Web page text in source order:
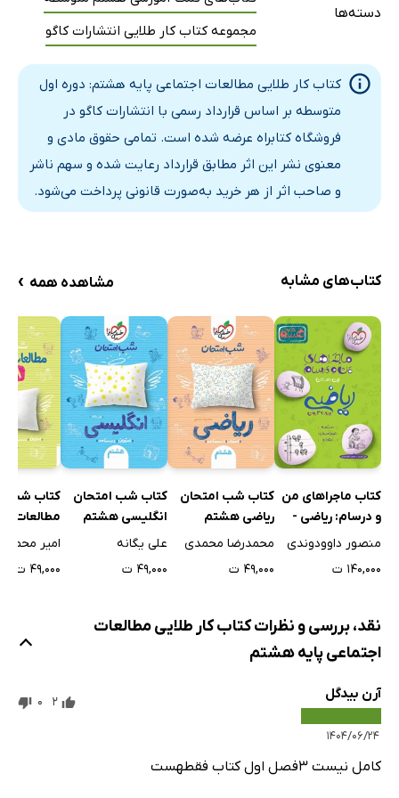
آزمون تشریحی
درس 5: آسیب‌های اجتماعی و پیشگیری از آن‌ها
مفاهیم آموزشی
مفاهیم آموزشی
فصل 4: عصر ارتباطات
درس 7: ارتباط و رسانه
مفاهیم آموزشی
تمرین
آزمون تستی
درس 8: رسانه‌ها در زندگی ما
مفاهیم آموزشی
تمرین
آزمون تستی
مفاهیم آموزشی
تمرین
آزمون تستی
دسته‌ها
مجموعه کتاب کار طلایی انتشارات کاگو
کتاب کار طلایی مطالعات اجتماعی پایه هشتم: دوره اول
متوسطه بر اساس قرارداد رسمی با انتشارات کاگو در
فروشگاه کتابراه عرضه شده است. تمامی حقوق مادی و
معنوی نشر این اثر مطابق قرارداد رعایت شده و سهم ناشر
و صاحب اثر از هر خرید به‌صورت قانونی پرداخت می‌شود.
کتاب‌های مشابه مشاهده همه ›
کتاب ماجراهای من
و درسام: ریاضی -
هشتم
منصور داوودوندی
۱۴۰,۰۰۰ ت
کتاب شب امتحان
ریاضی هشتم
محمدرضا محمدی
۴۹,۰۰۰ ت
کتاب شب امتحان
انگلیسی هشتم
علی یگانه
۴۹,۰۰۰ ت
کتاب شب
مطالعات
هشتم
امیر
۴۹,۰۰۰ ت
نقد، بررسی و نظرات کتاب کار طلایی مطالعات
اجتماعی پایه هشتم
آرن بیدگل
۱۴۰۴/۰۶/۲۴
2
0
کامل نیست 3فصل اول کتاب فقطهست